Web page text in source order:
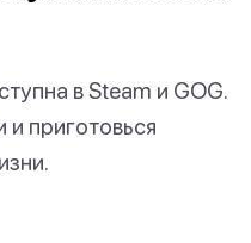
в Steam и GOG.
и приготовься